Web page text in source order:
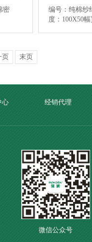
密
编号：纯棉
度：100X50幅
页 末页
心 经销代理
微信公众号